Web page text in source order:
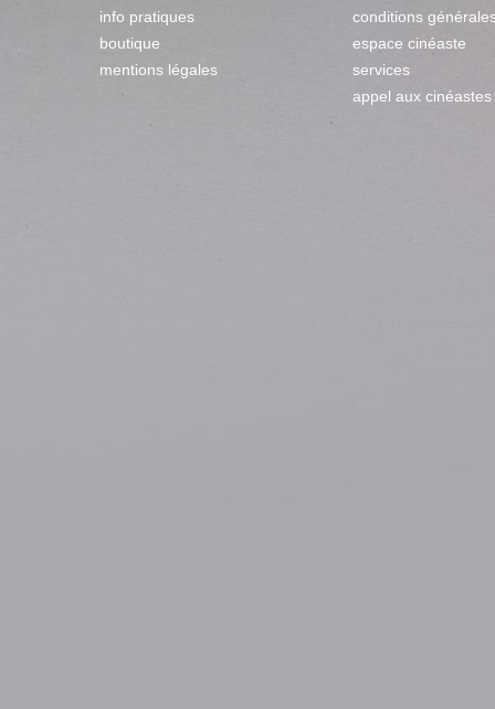
info pratiques
boutique
mentions légales
conditions
espace cinéaste
services
appel aux cinéastes